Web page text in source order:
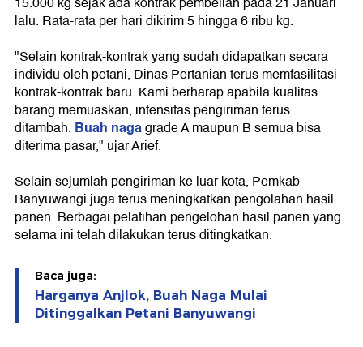
lalu. Rata-rata per hari dikirim 5 hingga 6 ribu kg.
"Selain kontrak-kontrak yang sudah didapatkan secara
individu oleh petani, Dinas Pertanian terus memfasilitasi
kontrak-kontrak baru. Kami berharap apabila kualitas
barang memuaskan, intensitas pengiriman terus
ditambah. Buah nagagrade A maupun B semua bisa
diterima pasar," ujar Arief.
Selain sejumlah pengiriman ke luar kota, Pemkab
Banyuwangi juga terus meningkatkan pengolahan hasil
panen. Berbagai pelatihan pengelohan hasil panen yang
selama ini telah dilakukan terus ditingkatkan.
Baca juga:
Harganya Anjlok, Buah Naga Mulai
Ditinggalkan Petani Banyuwangi